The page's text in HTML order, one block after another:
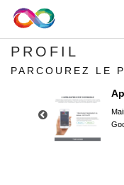
PROFIL
PARCOUREZ LE